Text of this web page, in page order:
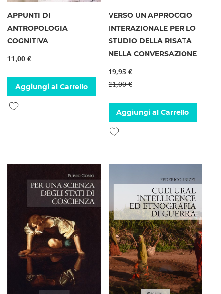
APPUNTI DI
ANTROPOLOGIA
COGNITIVA
11,00 €
Aggiungi al Carrello
Aggiungi alla lista desideri
VERSO UN APPROCCIO
INTERAZIONALE PER LO
STUDIO DELLA RISATA
NELLA CONVERSAZIONE
19,95 €
21,00 €
Aggiungi al Carrello
Aggiungi alla lista desideri